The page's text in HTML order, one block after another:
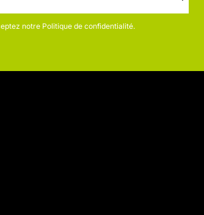
notre Politique de confidentialité.